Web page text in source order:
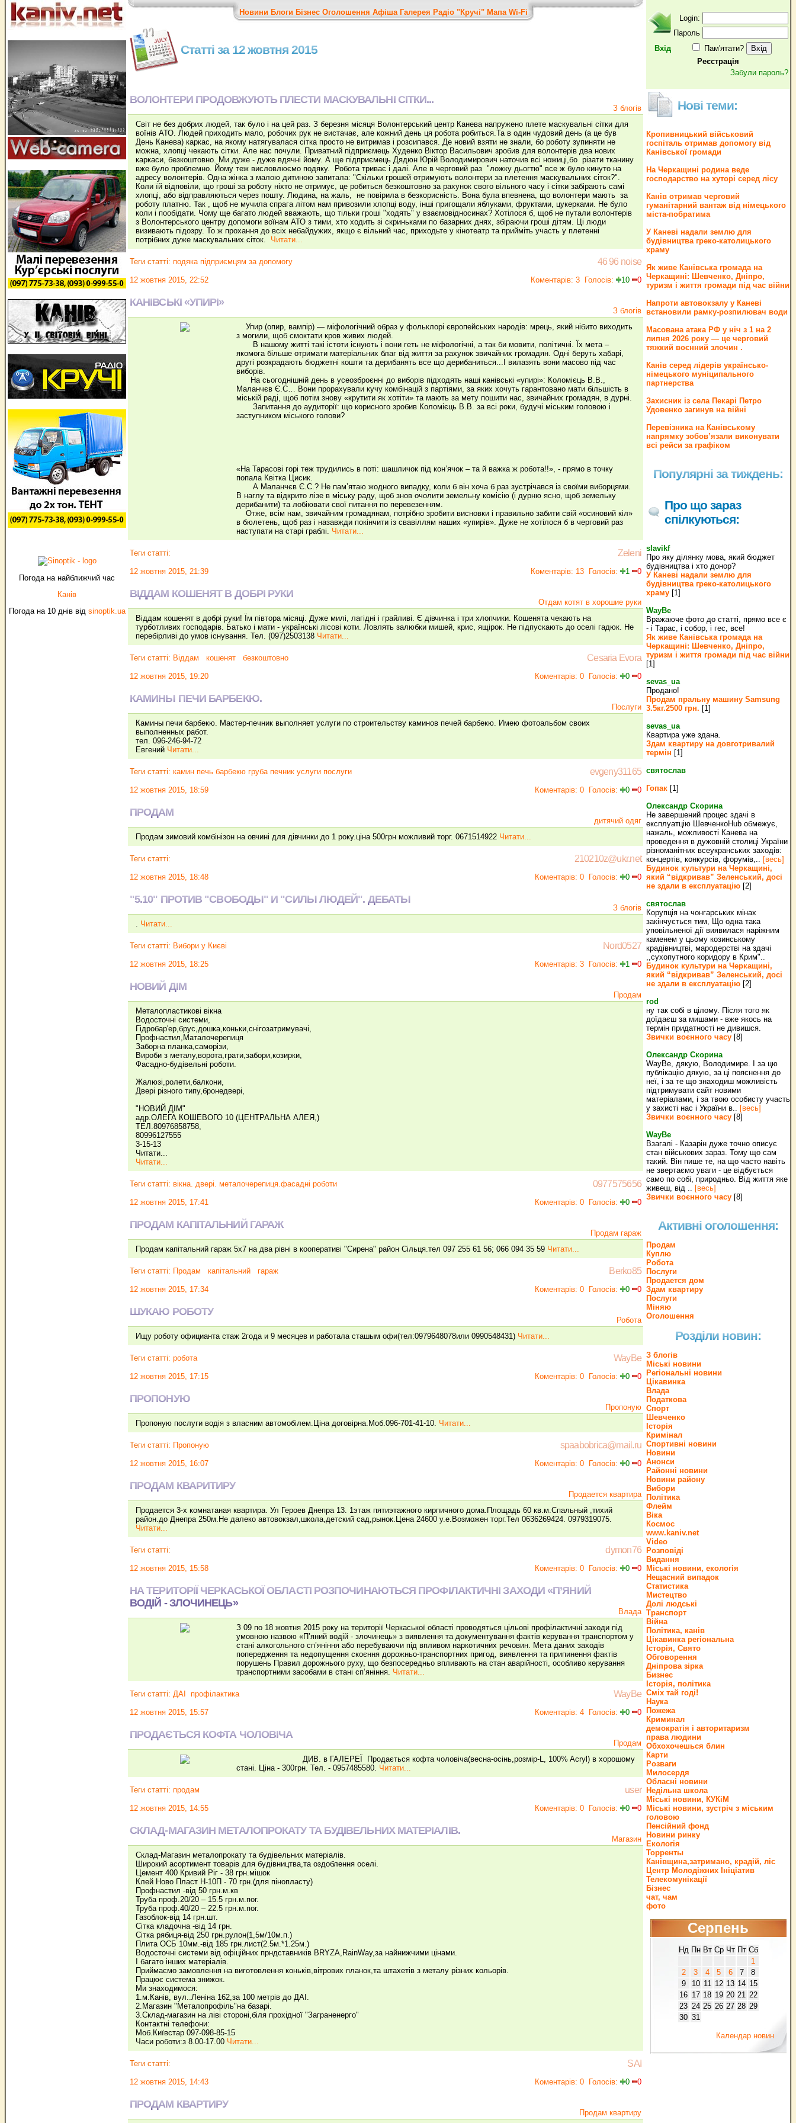
Погода на найближчий час
Канів
Погода на 10 днів від sinoptik.ua
Новини Блоги Бізнес Оголошення Афіша Галерея Радіо "Кручі" Мапа Wi-Fi
Статті за 12 жовтня 2015
ВОЛОНТЕРИ ПРОДОВЖУЮТЬ ПЛЕСТИ МАСКУВАЛЬНІ СІТКИ...
З блогів
Світ не без добрих людей, так було і на цей раз. З березня місяця Волонтерський центр Канева напружено плете маскувальні сітки для
воїнів АТО. Людей приходить мало, робочих рук не вистачає, але кожний день ця робота робиться.Та в один чудовий день (а це був
День Канева) каркас, на якому натягувалася сітка просто не витримав і розсипався. Де новий взяти не знали, бо роботу зупиняти не
можна, хлопці чекають сітки. Але нас почули. Приватний підприємець Худенко Віктор Васильович зробив для волонтерів два нових
каркаси, безкоштовно. Ми дуже - дуже вдячні йому. А ще підприємець Дядюн Юрій Володимирович наточив всі ножиці,бо різати тканину
вже було проблемно. Йому теж висловлюємо подяку. Робота триває і далі. Але в черговий раз "ложку дьогтю" все ж було кинуто на
адресу волонтерів. Одна жінка з малою дитиною запитала: "Скільки грошей отримують волонтери за плетення маскувальних сіток?".
Коли їй відповіли, що гроші за роботу ніхто не отримує, це робиться безкоштовно за рахунок свого вільного часу і сітки забірають самі
хлопці, або відправляються через пошту. Людина, на жаль, не повірила в безкорисність. Вона була впевнена, що волонтери мають за
роботу платню. Так , щоб не мучила спрага літом нам привозили хлопці воду, інші пригощали яблуками, фруктами, цукерками. Не було
коли і пообідати. Чому ще багато людей вважають, що тільки гроші "ходять" у взаємовідносинах? Хотілося б, щоб не путали волонтерів
з Волонтерського центру допомоги воїнам АТО з тими, хто ходить зі скриньками по базарних днях, збіраючи гроші дітям. Ці люди
визивають підозру. То ж прохання до всіх небайдужих, якщо є вільний час, приходьте у кінотеатр та прийміть участь у плетенні
потрібних дуже маскувальних сіток. Читати...
Теги статті: подяка підприємцям за допомогу 46 96 noise
12 жовтня 2015, 22:52 Коментарів: 3 Голосів: 10 0
КАНІВСЬКІ «УПИРІ»
З блогів
Упир (опир, вампір) — міфологічний образ у фольклорі європейських народів: мрець, який нібито виходить
з могили, щоб смоктати кров живих людей.
В нашому житті такі істоти існують і вони геть не міфологічні, а так би мовити, політичні. Їх мета –
якомога більше отримати матеріальних благ від життя за рахунок звичайних громадян. Одні беруть хабарі,
другі розкрадають бюджетні кошти та дерибанять все що дерибаниться...І вилазять вони масово під час
виборів.
На сьогоднішній день в усеозброєнні до виборів підходять наші канівські «упирі»: Коломієць В.В.,
Маланчєв Є.С… Вони прорахували кучу комбінацій з партіями, за яких хочуть гарантовано мати більшість в
міській раді, щоб потім знову «крутити як хотіти» та мають за мету пошити нас, звичайних громадян, в дурні.
Запитання до аудиторії: що корисного зробив Коломієць В.В. за всі роки, будучі міським головою і
заступником міського голови?
«На Тарасові горі теж трудились в поті: шашличок під кон’ячок – та й важка ж робота!!», - прямо в точку
попала Квітка Цисик.
А Маланчєв Є.С.? Не пам’ятаю жодного випадку, коли б він хоча б раз зустрічався із своїми виборцями.
В наглу та відкрито лізе в міську раду, щоб знов очолити земельну комісію (і дурню ясно, щоб земельку
дерибанити) та лобіювати свої питання по перевезенням.
Отже, всім нам, звичайним громадянам, потрібно зробити висновки і правильно забити свій «осиновий кіл»
в бюлетень, щоб раз і назавжди покінчити із свавіллям наших «упирів». Дуже не хотілося б в черговий раз
наступати на старі граблі. Читати...
Теги статті: Zeleni
12 жовтня 2015, 21:39 Коментарів: 13 Голосів: 1 0
ВІДДАМ КОШЕНЯТ В ДОБРІ РУКИ
Отдам котят в хорошие руки
Віддам кошенят в добрі руки! Їм півтора місяці. Дуже милі, лагідні і грайливі. Є дівчинка і три хлопчики. Кошенята чекають на
турботливих господарів. Батько і мати - українські лісові коти. Ловлять залюбки мишей, крис, ящірок. Не підпускають до оселі гадюк. Не
перебірливі до умов існування. Тел. (097)2503138 Читати...
Теги статті: Віддам кошенят безкоштовно Cesaria Evora
12 жовтня 2015, 19:20 Коментарів: 0 Голосів: 0 0
КАМИНЫ ПЕЧИ БАРБЕКЮ.
Послуги
Камины печи барбекю. Мастер-печник выполняет услуги по строительству каминов печей барбекю. Имею фотоальбом своих
выполненных работ.
тел. 096-246-94-72
Евгений Читати...
Теги статті: камин печь барбекю груба печник услуги послуги evgeny31165
12 жовтня 2015, 18:59 Коментарів: 0 Голосів: 0 0
ПРОДАМ
дитячий одяг
Продам зимовий комбінізон на овчині для дівчинки до 1 року.ціна 500грн можливий торг. 0671514922 Читати...
Теги статті: 210210z@ukr.net
12 жовтня 2015, 18:48 Коментарів: 0 Голосів: 0 0
"5.10" ПРОТИВ "СВОБОДЫ" И "СИЛЫ ЛЮДЕЙ". ДЕБАТЫ
З блогів
. Читати...
Теги статті: Вибори у Києві Nord0527
12 жовтня 2015, 18:25 Коментарів: 3 Голосів: 1 0
НОВИЙ ДІМ
Продам
Металопластикові вікна
Водосточнi системи,
Гiдробар'eр,брус,дошка,коньки,снiгозатримувачi,
Профнастил,Маталочерепиця
Заборна планка,саморiзи,
Вироби з металу,ворота,грати,забори,козирки,
Фасадно-будiвельнi роботи.
Жалюзi,ролети,балкони,
Дверi рiзного типу,бронедверi,
"НОВИЙ ДIМ"
адр.ОЛЕГА КОШЕВОГО 10 (ЦЕНТРАЛЬНА АЛЕЯ,)
ТЕЛ.80976858758,
80996127555
3-15-13
Читати...
Читати...
Теги статті: вікна. двері. металочерепиця.фасадні роботи 0977575656
12 жовтня 2015, 17:41 Коментарів: 0 Голосів: 0 0
ПРОДАМ КАПІТАЛЬНИЙ ГАРАЖ
Продам гараж
Продам капітальний гараж 5х7 на два рівні в кооперативі "Сирена" район Сільця.тел 097 255 61 56; 066 094 35 59 Читати...
Теги статті: Продам капітальний гараж Berko85
12 жовтня 2015, 17:34 Коментарів: 0 Голосів: 0 0
ШУКАЮ РОБОТУ
Робота
Ищу роботу официанта стаж 2года и 9 месяцев и работала сташым офи(тел:0979648078или 0990548431) Читати...
Теги статті: робота WayBe
12 жовтня 2015, 17:15 Коментарів: 0 Голосів: 0 0
ПРОПОНУЮ
Пропоную
Пропоную послуги водiя з власним автомобiлем.Цiна договiрна.Моб.096-701-41-10. Читати...
Теги статті: Пропоную spaabobrica@mail.ru
12 жовтня 2015, 16:07 Коментарів: 0 Голосів: 0 0
ПРОДАМ КВАРИТИРУ
Продается квартира
Продается 3-х комнатаная квартира. Ул Героев Днепра 13. 1этаж пятиэтажного кирпичного дома.Площадь 60 кв.м.Спальный ,тихий
район.до Днепра 250м.Не далеко автовокзал,школа,детский сад,рынок.Цена 24600 у.е.Возможен торг.Тел 0636269424. 0979319075.
Читати...
Теги статті: dymon76
12 жовтня 2015, 15:58 Коментарів: 0 Голосів: 0 0
НА ТЕРИТОРІЇ ЧЕРКАСЬКОЇ ОБЛАСТІ РОЗПОЧИНАЮТЬСЯ ПРОФІЛАКТИЧНІ ЗАХОДИ «П’ЯНИЙ
ВОДІЙ - ЗЛОЧИНЕЦЬ»
Влада
З 09 по 18 жовтня 2015 року на території Черкаської області проводяться цільові профілактичні заходи під
умовною назвою «П’яний водій - злочинець» з виявлення та документування фактів керування транспортом у
стані алкогольного сп’яніння або перебуваючи під впливом наркотичних речовин. Мета даних заходів
попередження та недопущення скоєння дорожньо-транспортних пригод, виявлення та припинення фактів
порушень Правил дорожнього руху, що безпосередньо впливають на стан аварійності, особливо керування
транспортними засобами в стані сп’яніння. Читати...
Теги статті: ДАІ профілактика WayBe
12 жовтня 2015, 15:57 Коментарів: 4 Голосів: 0 0
ПРОДАЄТЬСЯ КОФТА ЧОЛОВІЧА
Продам
ДИВ. в ГАЛЕРЕЇ Продається кофта чоловіча(весна-осінь,розмір-L, 100% Acryl) в хорошому
стані. Ціна - 300грн. Тел. - 0957485580. Читати...
Теги статті: продам user
12 жовтня 2015, 14:55 Коментарів: 0 Голосів: 0 0
СКЛАД-МАГАЗИН МЕТАЛОПРОКАТУ ТА БУДІВЕЛЬНИХ МАТЕРІАЛІВ.
Магазин
Склад-Магазин металопрокату та будівельних матеріалів.
Широкий асортимент товарів для будівництва,та оздоблення оселі.
Цемент 400 Кривий Ріг - 38 грн.мішок
Клей Ново Пласт Н-10П - 70 грн.(для пінопласту)
Профнастил -від 50 грн.м.кв
Труба проф.20/20 – 15.5 грн.м.пог.
Труба проф.40/20 – 22.5 грн.м.пог.
Газоблок-від 14 грн.шт.
Сітка кладочна -від 14 грн.
Сітка рябиця-від 250 грн.рулон(1,5м/10м.п.)
Плита ОСБ 10мм.-від 185 грн.лист(2.5м.*1.25м.)
Водосточні системи від офіційних прндставників BRYZA,RainWay,за найнижчими цінами.
І багато інших матеріалів.
Приймаємо замовлення на виготовлення коньків,вітрових планок,та штахетів з металу різних кольорів.
Працює система знижок.
Ми знаходимося:
1.м.Канів, вул..Леніна 162,за 100 метрів до ДАІ.
2.Магазин "Металопрофіль"на базарі.
3.Склад-магазин на ліві стороні,біля прохідної "Заграненерго"
Контактні телефони:
Моб.Київстар 097-098-85-15
Часи роботи:з 8.00-17.00 Читати...
Теги статті: SAI
12 жовтня 2015, 14:43 Коментарів: 0 Голосів: 0 0
ПРОДАМ КВАРТИРУ
Продам квартиру
Вхід
Login:
Пароль
Пам'ятати?
Реєстрація
Забули пароль?
Нові теми:
Кропивницький військовий
госпіталь отримав допомогу від
Канівської громади
На Черкащині родина веде
господарство на хуторі серед лісу
Канів отримав черговий
гуманітарний вантаж від німецького
міста-побратима
У Каневі надали землю для
будівництва греко‐католицького
храму
Як живе Канівська громада на
Черкащині: Шевченко, Дніпро,
туризм і життя громади під час війни
Напроти автовокзалу у Каневі
встановили рамку-розпилювач води
Масована атака РФ у ніч з 1 на 2
липня 2026 року — це черговий
тяжкий воєнний злочин .
Канів серед лідерів українсько-
німецького муніципального
партнерства
Захисник із села Пекарі Петро
Удовенко загинув на війні
Перевізника на Канівському
напрямку зобов’язали виконувати
всі рейси за графіком
Популярні за тиждень:
Про що зараз
спілкуються:
slavikf
Про яку ділянку мова, який бюджет
будівництва і хто донор?
У Каневі надали землю для
будівництва греко‐католицького
храму [1]
WayBe
Вражаюче фото до статті, прямо все є
- і Тарас, і собор, і гес, все!
Як живе Канівська громада на
Черкащині: Шевченко, Дніпро,
туризм і життя громади під час війни
[1]
sevas_ua
Продано!
Продам пральну машину Samsung
3.5кг.2500 грн. [1]
sevas_ua
Квартира уже здана.
Здам квартиру на довготривалий
термін [1]
святослав
Гопак [1]
Олександр Скорина
Не завершений процес здачі в
експлуатцію ШевченкоHub обмежує,
нажаль, можливості Канева на
проведення в дужовній столиці України
різноманітних всеукранських заходів:
концертів, конкурсів, форумів,.. [весь]
Будинок культури на Черкащині,
який “відкривав” Зеленський, досі
не здали в експлуатацію [2]
святослав
Корупція на чонгарських мінах
закінчується тим, Що одна така
уповільненої дії виявилася наріжним
каменем у цьому козинському
крадівництві, мародерстві на здачі
,,сухопутного коридору в Крим"..
Будинок культури на Черкащині,
який “відкривав” Зеленський, досі
не здали в експлуатацію [2]
rod
ну так собі в цілому. Після того як
доїдаєш за мишами - вже якось на
термін придатності не дивишся.
Звички воєнного часу [8]
Олександр Скорина
WayBe, дякую, Володимире. І за цю
публікацію дякую, за ці пояснення до
неї, і за те що знаходиш можливість
підтримувати сайт новими
матеріалами, і за твою особисту участь
у захисті нас і України в.. [весь]
Звички воєнного часу [8]
WayBe
Взагалі - Казарін дуже точно описує
стан військових зараз. Тому що сам
такий. Він пише те, на що часто навіть
не звертаємо уваги - це відбується
само по собі, природньо. Від життя яке
живеш, від .. [весь]
Звички воєнного часу [8]
Активні оголошення:
Продам
Куплю
Робота
Послуги
Продается дом
Здам квартиру
Послуги
Міняю
Оголошення
Розділи новин:
З блогів
Міські новини
Регіональні новини
Цікавинка
Влада
Податкова
Спорт
Шевченко
Історія
Кримінал
Спортивні новини
Новини
Анонси
Районні новини
Новини району
Вибори
Політика
Флейм
Віка
Космос
www.kaniv.net
Video
Розповіді
Видання
Міські новини, екологія
Нещасний випадок
Статистика
Мистецтво
Долі людські
Транспорт
Війна
Політика, канів
Цікавинка регіональна
Історія, Свято
Обговорення
Дніпрова зірка
Бизнес
Історія, політика
Сміх тай годі!
Наука
Пожежа
Криминал
демократія і авторитаризм
права людини
Обхохочешься блин
Карти
Розваги
Милосердя
Обласні новини
Недільна школа
Міські новини, КУКіМ
Міські новини, зустріч з міським
головою
Пенсійний фонд
Новини ринку
Екологія
Торренты
Канівщина,затримано, крадій, ліс
Центр Молодіжних Ініціатив
Телекомунікації
Бізнес
чат, чам
фото
Серпень
Нд Пн Вт Ср Чт Пт Сб
1
2
3 4 5 6 7
8
9
10 11 12 13 14 15
16 17 18 19 20 21 22
23 24 25 26 27 28 29
30 31
Календар новин